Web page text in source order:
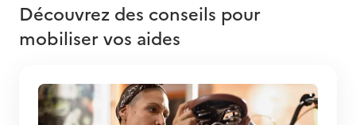
Découvrez des conseils pour
mobiliser vos aides